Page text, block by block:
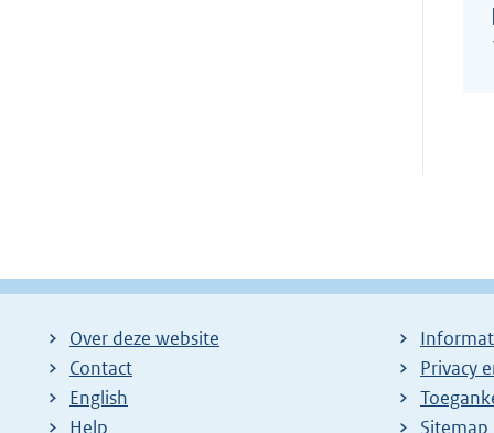
Over deze website
Contact
English
Help
Privacy
Sitemap